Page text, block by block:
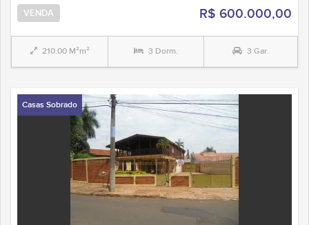
VENDA R$ 600.000,00
210.00 M²m² 3 Dorm. 3 Gar.
Casas Sobrado